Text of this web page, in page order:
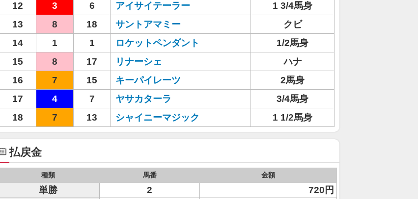
12
3 6 アイサイテーラー
1 3/4馬身
13
8 18 サントアマミー
クビ
14
1 1 ロケットペンダント
1/2馬身
15
8 17 リナーシェ
ハナ
16
7 15 キーパイレーツ
2馬身
17
4 7 ヤサカターラ
3/4馬身
18
7 13 シャイニーマジック 1 1/2馬身
払戻金
種類 馬番 金額
単勝 2 720円